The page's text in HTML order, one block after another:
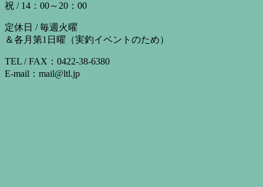
祝 / 14：00～20：00
定休日 / 毎週火曜
＆各月第1日曜（実釣イベントのため）
TEL / FAX：0422-38-6380
E-mail：mail@ltl.jp